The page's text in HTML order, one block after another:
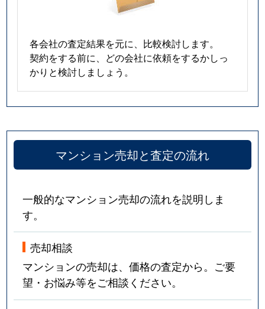
各会社の査定結果を元に、比較検討します。
契約をする前に、どの会社に依頼をするかしっ
かりと検討しましょう。
マンション売却と査定の流れ
一般的なマンション売却の流れを説明しま
す。
売却相談
マンションの売却は、価格の査定から。ご要
望・お悩み等をご相談ください。